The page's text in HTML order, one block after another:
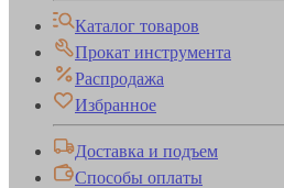
Каталог товаров
Прокат инструмента
Распродажа
Избранное
Доставка и подъем
Способы оплаты